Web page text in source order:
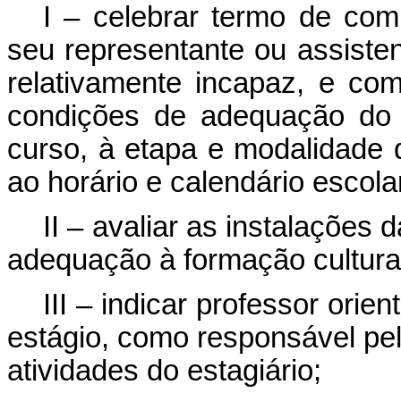
I – celebrar termo de
seu representante ou
relativamente incapaz, e
condições de adequação
curso, à etapa e modalidade
ao horário e calendário
II – avaliar as instalações
adequação à formação
III – indicar professor
estágio, como responsável
atividades do estagiário;